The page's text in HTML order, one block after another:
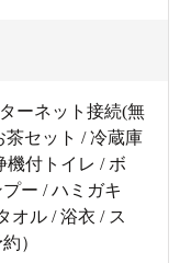
ーネット接続(無
セット / 冷蔵庫
機付トイレ / ボ
ー / ハミガキ
オル / 浴衣 / ス
）